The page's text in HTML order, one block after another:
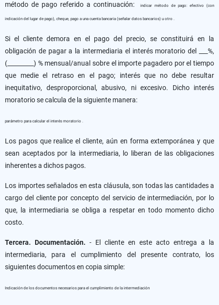
método de pago referido a continuación:
indicar método de pago: efectivo (con
indicación del lugar de pago), cheque, pago a una cuenta bancaria (señalar datos bancarios) u otro .
Si el cliente demora en el pago del precio, se constituirá en la
obligación de pagar a la intermediaria el interés moratorio del ___%,
(_________) % mensual/anual sobre el importe pagadero por el tiempo
que medie el retraso en el pago; interés que no debe resultar
inequitativo, desproporcional, abusivo, ni excesivo. Dicho interés
moratorio se calcula de la siguiente manera:
parámetro para calcular el interés moratorio .
Los pagos que realice el cliente, aún en forma extemporánea y que
sean aceptados por la intermediaria, lo liberan de las obligaciones
inherentes a dichos pagos.
Los importes señalados en esta cláusula, son todas las cantidades a
cargo del cliente por concepto del servicio de intermediación, por lo
que, la intermediaria se obliga a respetar en todo momento dicho
costo.
Tercera. Documentación. - El cliente en este acto entrega a la
intermediaria, para el cumplimiento del presente contrato, los
siguientes documentos en copia simple:
Indicación de los documentos necesarios para el cumplimiento de la intermediación